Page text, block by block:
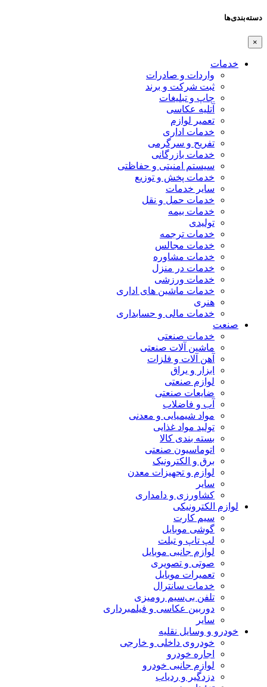
دسته‌بندی‌ها
×
خدمات
واردات و صادرات
ثبت شرکت و برند
چاپ و تبلیغات
آتلیه عکاسی
تعمیر لوازم
خدمات اداری
تفریح و سرگرمی
خدمات بازرگانی
سیستم امنیتی و حفاظتی
خدمات پخش و توزیع
سایر خدمات
خدمات حمل و نقل
خدمات بیمه
تولیدی
خدمات ترجمه
خدمات مجالس
خدمات مشاوره
خدمات در منزل
خدمات ورزشی
خدمات ماشین های اداری
هنری
خدمات مالی و حسابداری
صنعت
خدمات صنعتی
ماشین آلات صنعتی
آهن آلات و فلزات
ابزار و یراق
لوازم صنعتی
ضایعات صنعتی
آب و فاضلاب
مواد شیمیایی و معدنی
تولید مواد غذایی
بسته بندی کالا
اتوماسیون صنعتی
برق و الکترونیک
لوازم و تجهیزات معدن
سایر
کشاورزی و دامداری
لوازم الکترونیکی
سیم کارت
گوشی موبایل
لپ تاپ و تبلت
لوازم جانبی موبایل
صوتی و تصویری
تعمیرات موبایل
خدمات سانترال
تلفن بی‌سیم رومیزی
دوربین عکاسی و فیلمبرداری
سایر
خودرو و وسایل نقلیه
خودروی داخلی و خارجی
اجاره خودرو
لوازم جانبی خودرو
دزدگیر و ردیاب